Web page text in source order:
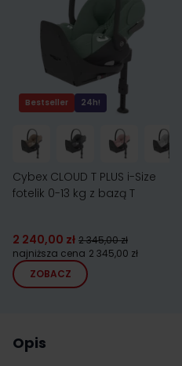
Bestseller 24h!
Cybex CLOUD T PLUS i-Size
fotelik 0-13 kg z bazą T
2 240,00 zł 2 345,00 zł
najniższa cena 2 345,00 zł
ZOBACZ
Opis